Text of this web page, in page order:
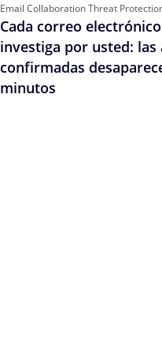
Email Collaboration Threat
Cada correo
investiga por usted: las
confirmadas
minutos